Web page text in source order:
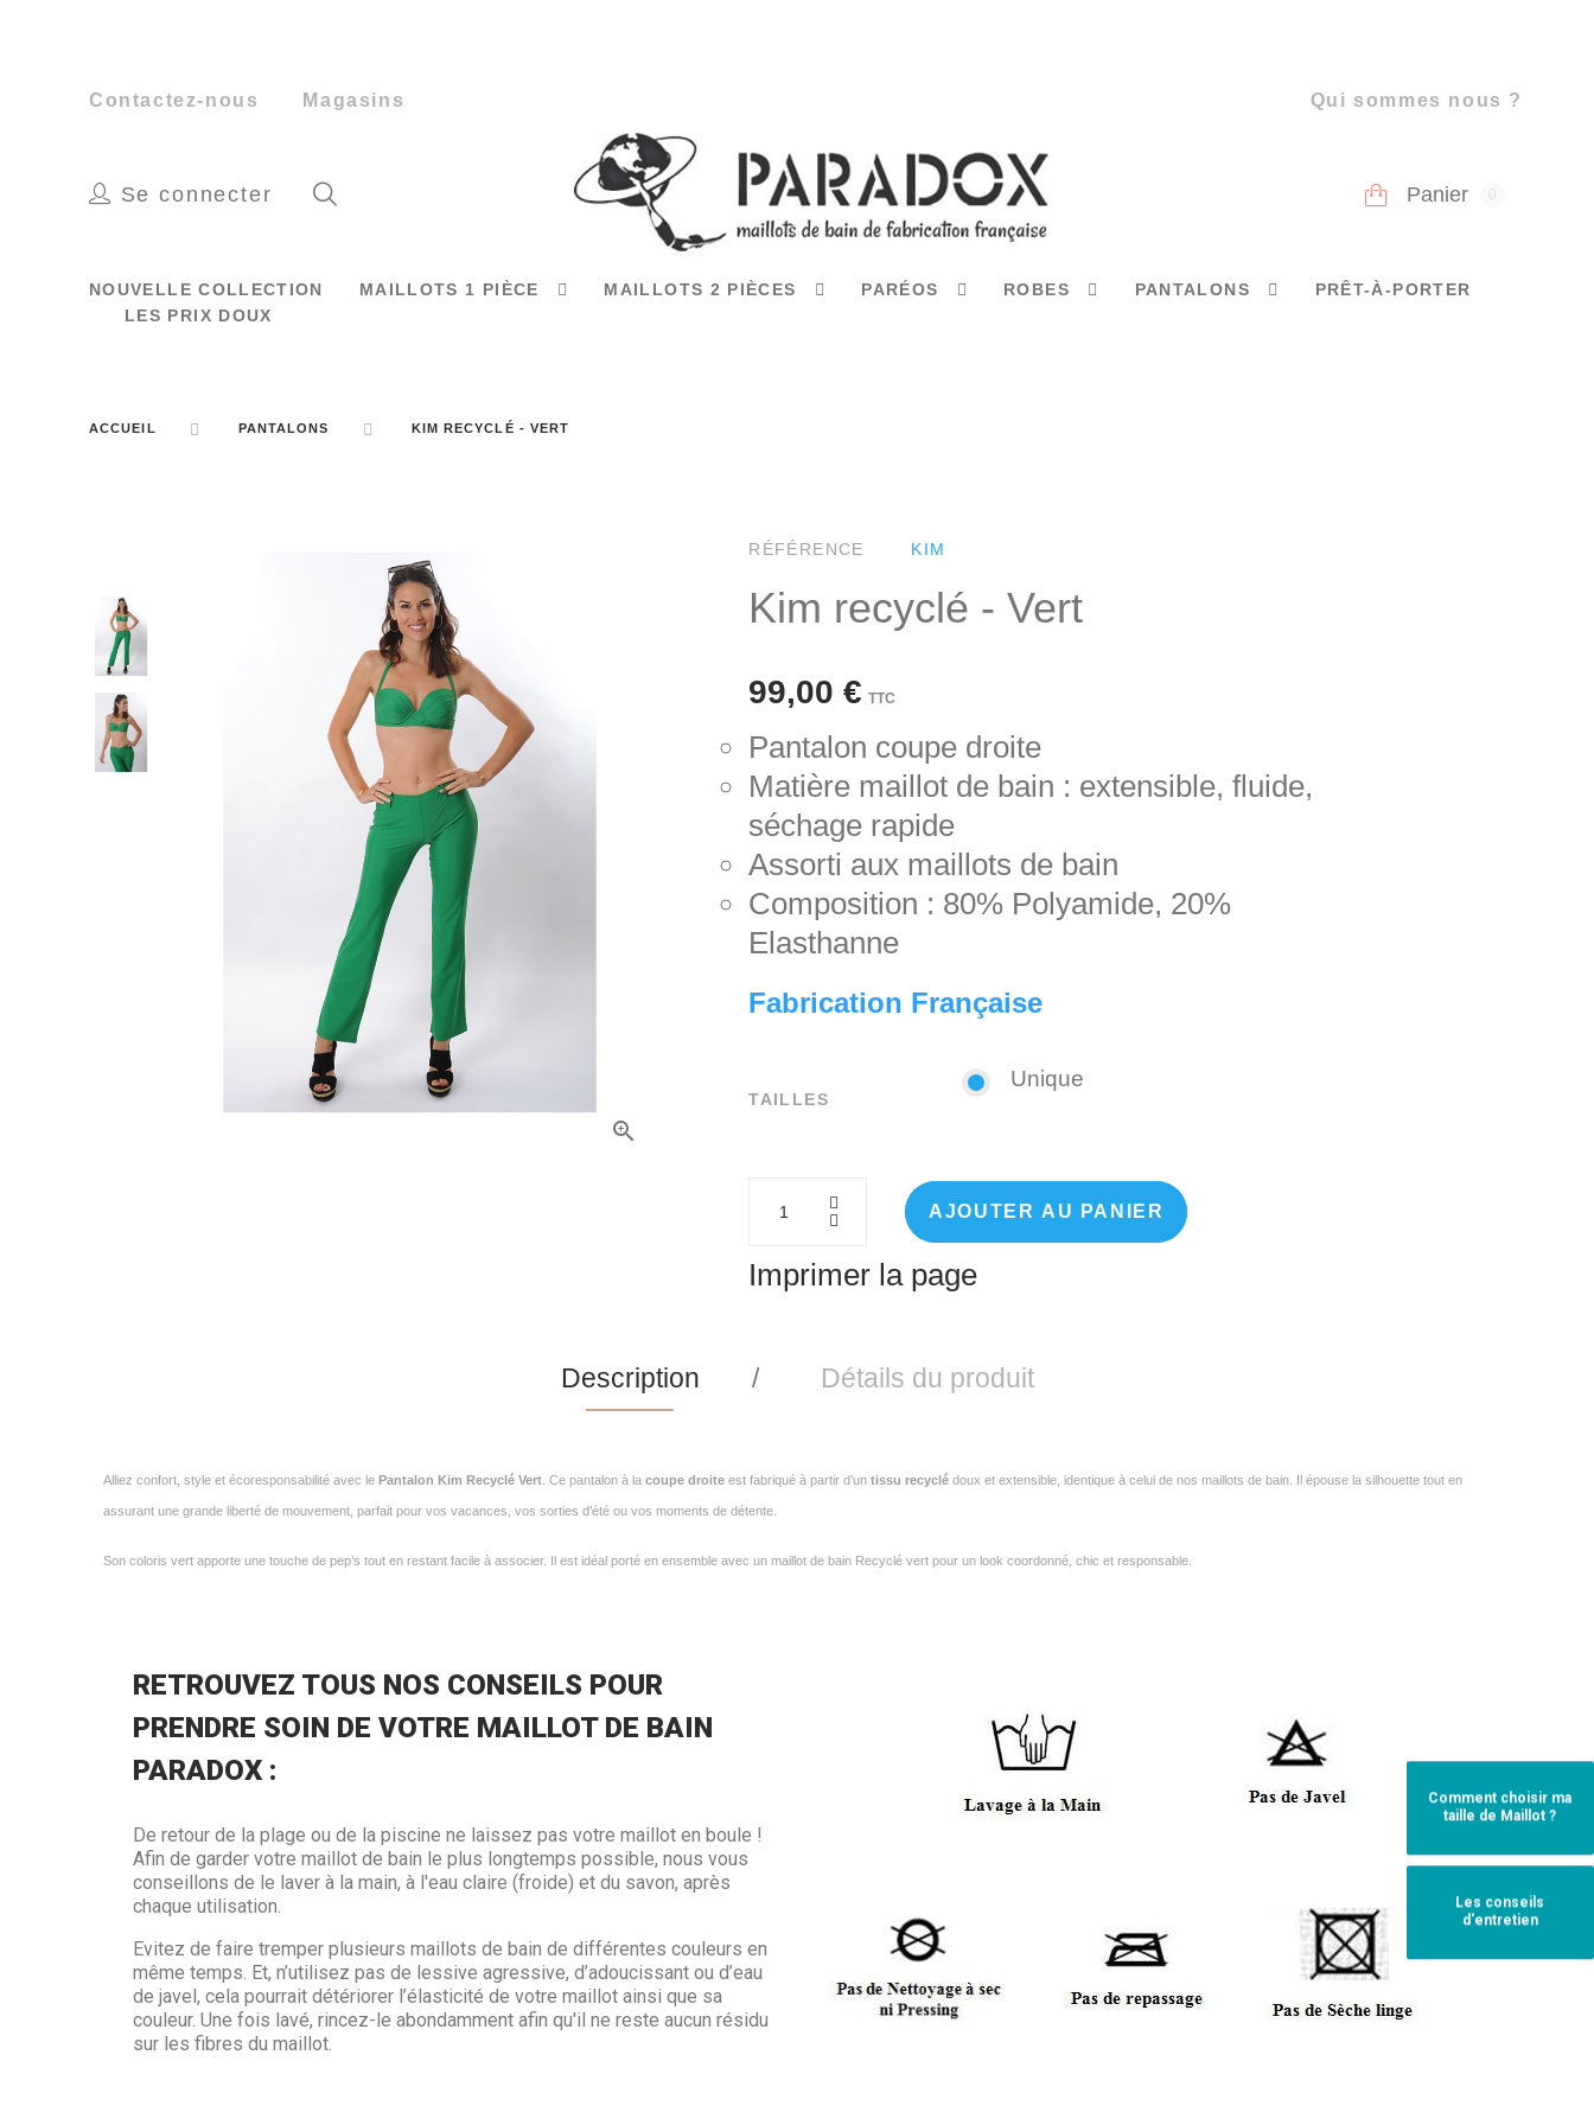
Contactez-nous Magasins Qui sommes nous ?
Se connecter Panier
NOUVELLE COLLECTION MAILLOTS 1 PIÈCE MAILLOTS 2 PIÈCES PARÉOS ROBES PANTALONS
PRÊT-À-PORTER
LES PRIX DOUX
ACCUEIL PANTALONS KIM RECYCLÉ - VERT
Comment choisir ma
taille de Maillot ?
Les conseils
d'entretien
RÉFÉRENCE KIM
Kim recyclé - Vert
99,00 € TTC
Pantalon coupe droite
Matière maillot de bain : extensible, fluide,
séchage rapide
Assorti aux maillots de bain
Composition : 80% Polyamide, 20%
Elasthanne
Fabrication Française
TAILLES
Unique
AJOUTER AU PANIER
Imprimer la page
Description Détails du produit
Alliez confort, style et écoresponsabilité avec le Pantalon Kim Recyclé Vert . Ce pantalon à la coupe droite est fabriqué à partir d’un tissu recyclé doux et extensible, identique à celui de nos maillots de bain. Il épouse la silhouette tout en
assurant une grande liberté de mouvement, parfait pour vos vacances, vos sorties d’été ou vos moments de détente.
Son coloris vert apporte une touche de pep’s tout en restant facile à associer. Il est idéal porté en ensemble avec un maillot de bain Recyclé vert pour un look coordonné, chic et responsable.
RETROUVEZ TOUS NOS CONSEILS POUR
PRENDRE SOIN DE VOTRE MAILLOT DE BAIN
PARADOX :
De retour de la plage ou de la piscine ne laissez pas votre maillot en boule !
Afin de garder votre maillot de bain le plus longtemps possible, nous vous
conseillons de le laver à la main, à l'eau claire (froide) et du savon, après
chaque utilisation.
Evitez de faire tremper plusieurs maillots de bain de différentes couleurs en
même temps. Et, n’utilisez pas de lessive agressive, d’adoucissant ou d’eau
de javel, cela pourrait détériorer l’élasticité de votre maillot ainsi que sa
couleur. Une fois lavé, rincez-le abondamment afin qu'il ne reste aucun résidu
sur les fibres du maillot.